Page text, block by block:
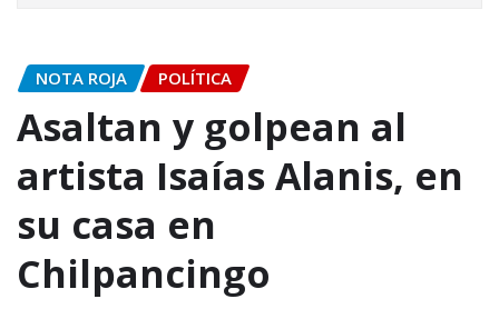
NOTA ROJA POLÍTICA
Asaltan y golpean al
artista Isaías Alanis, en
su casa en
Chilpancingo